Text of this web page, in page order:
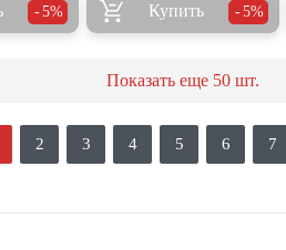
5% Купить 5%
Показать еще 50 шт.
2 3 4 5 6 7